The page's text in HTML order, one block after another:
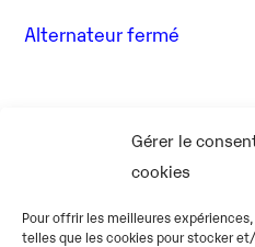
Gérer le
cookies
Pour offrir les meilleures
telles que les cookies pour stocker
Alternateur fermé